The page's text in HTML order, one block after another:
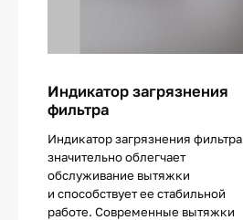
Индикатор загрязнения
фильтра
Индикатор загрязнения фильтра
значительно облегчает
обслуживание вытяжки
и способствует ее стабильной
работе. Современные вытяжки